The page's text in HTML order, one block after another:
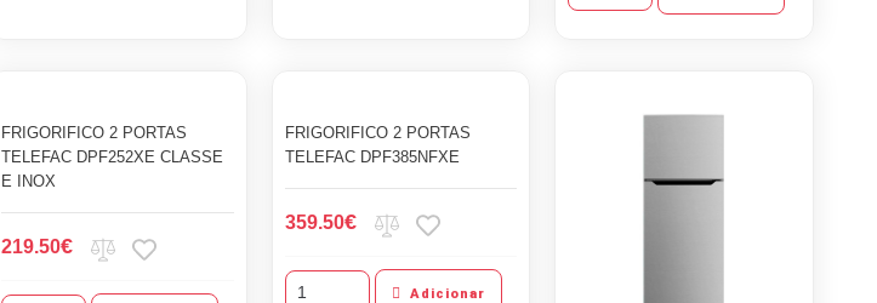
FRIGORIFICO 2 PORTAS
TELEFAC DPF252XE CLASSE
E INOX
219.50€
FRIGORIFICO 2 PORTAS
TELEFAC DPF385NFXE
359.50€
Adicionar